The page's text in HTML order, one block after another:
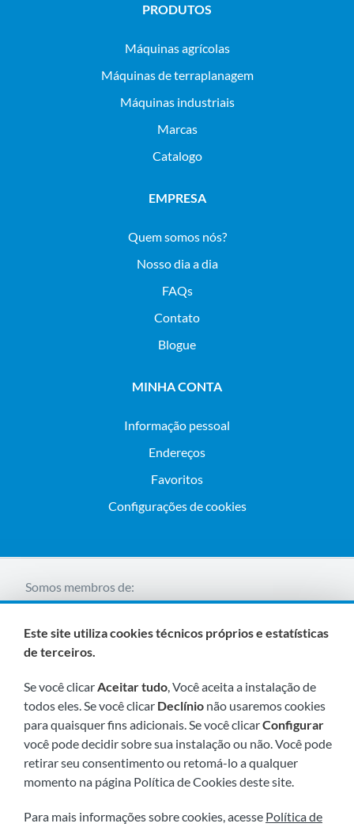
PRODUTOS
máquinas agrícolas
máquinas de terraplanagem
máquinas industriais
Marcas
Catalogo
EMPRESA
Quem somos nós?
Nosso dia a dia
FAQs
Contato
Blogue
MINHA CONTA
Informação pessoal
Endereços
Favoritos
Configurações de cookies
Somos membros de:
Visite-nos em breve em:
Este site utiliza cookies técnicos próprios e estatísticas
de terceiros.
Se você clicarAceitar tudo, Você aceita a instalação de
todos eles. Se você clicar Declínio não usaremos cookies
para quaisquer fins adicionais. Se você clicarConfigurar
você pode decidir sobre sua instalação ou não. Você pode
retirar seu consentimento ou retomá-lo a qualquer
momento na página Política de Cookies deste site.
Para mais informações sobre cookies, acesse Política de